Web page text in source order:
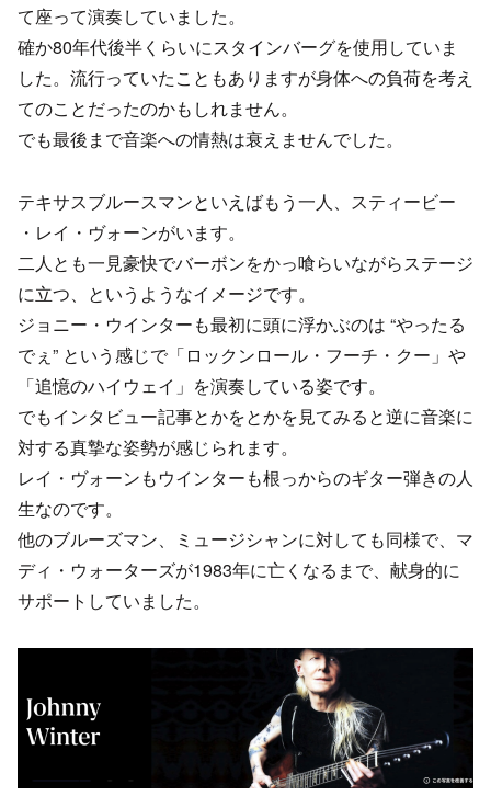
て座って演奏していました。
確か80年代後半くらいにスタインバーグを使用していま
した。流行っていたこともありますが身体への負荷を考え
てのことだったのかもしれません。
でも最後まで音楽への情熱は衰えませんでした。
テキサスブルースマンといえばもう一人、スティービー
・レイ・ヴォーンがいます。
二人とも一見豪快でバーボンをかっ喰らいながらステージ
に立つ、というようなイメージです。
ジョニー・ウインターも最初に頭に浮かぶのは “やったる
でぇ” という感じで「ロックンロール・フーチ・クー」や
「追憶のハイウェイ」を演奏している姿です。
でもインタビュー記事とかをとかを見てみると逆に音楽に
対する真摯な姿勢が感じられます。
レイ・ヴォーンもウインターも根っからのギター弾きの人
生なのです。
他のブルーズマン、ミュージシャンに対しても同様で、マ
ディ・ウォーターズが1983年に亡くなるまで、献身的に
サポートしていました。